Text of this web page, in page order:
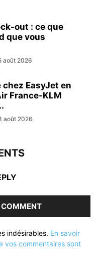
out : ce que
que vous
août 2026
chez EasyJet en
France-KLM
août 2026
COMMENT
indésirables. En savoir
vos commentaires sont